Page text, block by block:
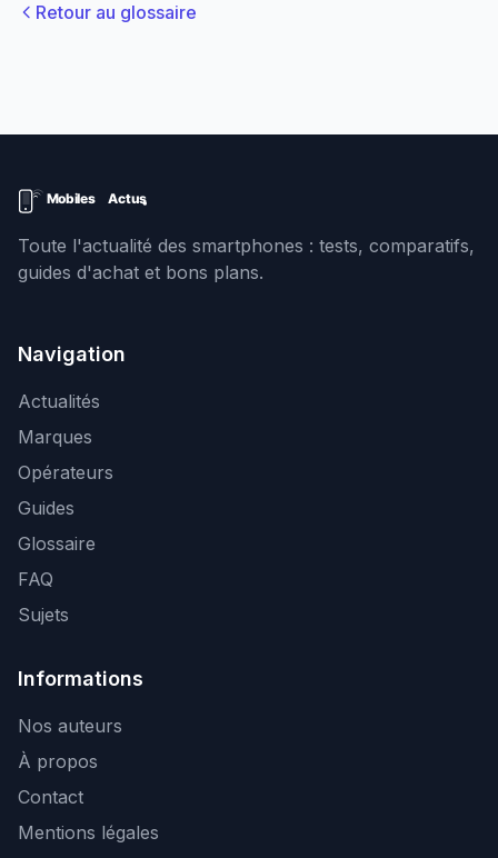
Retour au glossaire
Toute l'actualité des smartphones : tests, comparatifs,
guides d'achat et bons plans.
Navigation
Actualités
Marques
Opérateurs
Guides
Glossaire
FAQ
Sujets
Informations
Nos auteurs
À propos
Contact
Mentions légales